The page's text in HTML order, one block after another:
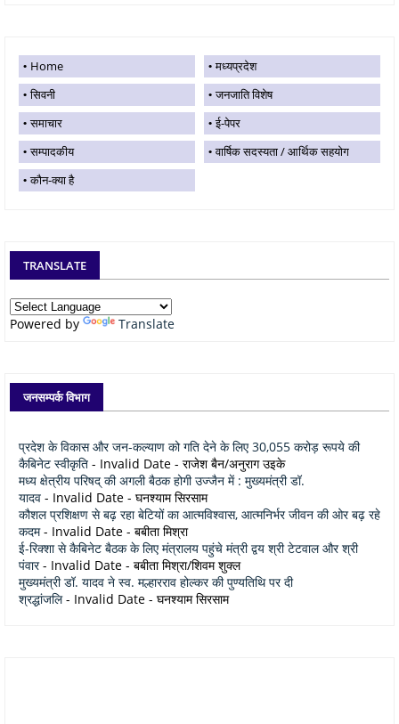
Home
मध्यप्रदेश
सिवनी
जनजाति विशेष
समाचार
ई-पेपर
सम्पादकीय
वार्षिक सदस्यता / आर्थिक सहयोग
कौन-क्या है
TRANSLATE
Powered by Translate
जनसम्पर्क विभाग
प्रदेश के विकास और जन-कल्याण को गति देने के लिए 30,055 करोड़ रूपये की
कैबिनेट स्वीकृति - Invalid Date - राजेश बैन/अनुराग उइके
मध्य क्षेत्रीय परिषद् की अगली बैठक होगी उज्जैन में : मुख्यमंत्री डॉ.
यादव - Invalid Date - घनश्याम सिरसाम
कौशल प्रशिक्षण से बढ़ रहा बेटियों का आत्मविश्वास, आत्मनिर्भर जीवन की ओर बढ़ रहे
कदम- Invalid Date - बबीता मिश्रा
ई-रिक्शा से कैबिनेट बैठक के लिए मंत्रालय पहुंचे मंत्री द्वय श्री टेटवाल और श्री
पंवार- Invalid Date - बबीता मिश्रा/शिवम शुक्ल
मुख्यमंत्री डॉ. यादव ने स्व. मल्हारराव होल्कर की पुण्यतिथि पर दी
श्रद्धांजलि- Invalid Date - घनश्याम सिरसाम